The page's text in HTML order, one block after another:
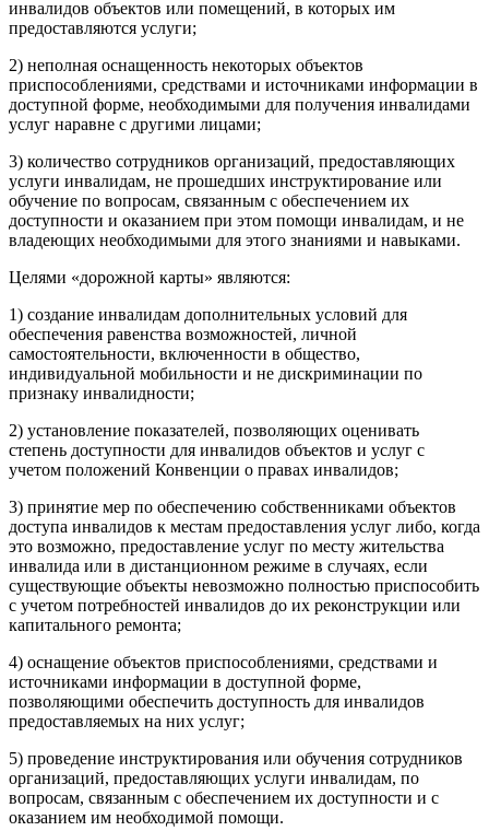
инвалидов объектов или помещений, в которых им
предоставляются услуги;
2) неполная оснащенность некоторых объектов
приспособлениями, средствами и источниками информации в
доступной форме, необходимыми для получения инвалидами
услуг наравне с другими лицами;
3) количество сотрудников организаций, предоставляющих
услуги инвалидам, не прошедших инструктирование или
обучение по вопросам, связанным с обеспечением их
доступности и оказанием при этом помощи инвалидам, и не
владеющих необходимыми для этого знаниями и навыками.
Целями «дорожной карты» являются:
1) создание инвалидам дополнительных условий для
обеспечения равенства возможностей, личной
самостоятельности, включенности в общество,
индивидуальной мобильности и не дискриминации по
признаку инвалидности;
2) установление показателей, позволяющих оценивать
степень доступности для инвалидов объектов и услуг с
учетом положений Конвенции о правах инвалидов;
3) принятие мер по обеспечению собственниками объектов
доступа инвалидов к местам предоставления услуг либо, когда
это возможно, предоставление услуг по месту жительства
инвалида или в дистанционном режиме в случаях, если
существующие объекты невозможно полностью приспособить
с учетом потребностей инвалидов до их реконструкции или
капитального ремонта;
4) оснащение объектов приспособлениями, средствами и
источниками информации в доступной форме,
позволяющими обеспечить доступность для инвалидов
предоставляемых на них услуг;
5) проведение инструктирования или обучения сотрудников
организаций, предоставляющих услуги инвалидам, по
вопросам, связанным с обеспечением их доступности и с
оказанием им необходимой помощи.